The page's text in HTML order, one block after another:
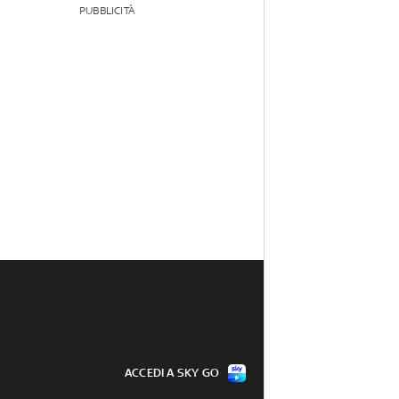
PUBBLICITÀ
ACCEDI A SKY GO